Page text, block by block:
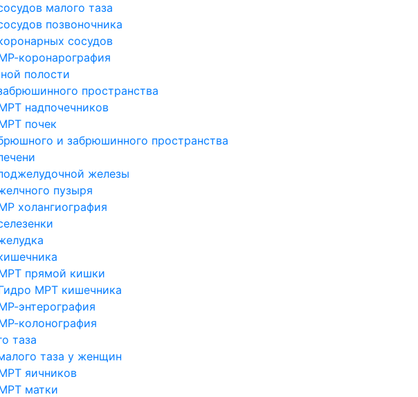
малого таза
позвоночника
сосудов
коронарография
полости
пространства
надпочечников
почек
и забрюшинного пространства
железы
пузыря
холангиография
прямой кишки
МРТ кишечника
энтерография
колонография
таза
таза у женщин
яичников
матки